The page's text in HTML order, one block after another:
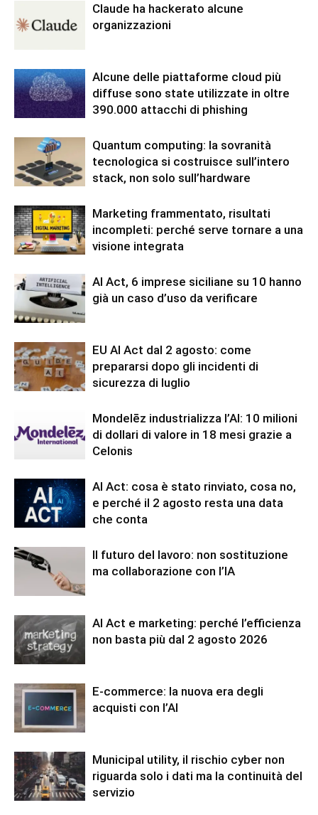
Claude ha hackerato alcune
organizzazioni
Alcune delle piattaforme cloud più
diffuse sono state utilizzate in oltre
390.000 attacchi di phishing
Quantum computing: la sovranità
tecnologica si costruisce sull’intero
stack, non solo sull’hardware
Marketing frammentato, risultati
incompleti: perché serve tornare a una
visione integrata
AI Act, 6 imprese siciliane su 10 hanno
già un caso d’uso da verificare
EU AI Act dal 2 agosto: come
prepararsi dopo gli incidenti di
sicurezza di luglio
Mondelēz industrializza l’AI: 10 milioni
di dollari di valore in 18 mesi grazie a
Celonis
AI Act: cosa è stato rinviato, cosa no,
e perché il 2 agosto resta una data
che conta
Il futuro del lavoro: non sostituzione
ma collaborazione con l’IA
AI Act e marketing: perché l’efficienza
non basta più dal 2 agosto 2026
E-commerce: la nuova era degli
acquisti con l’AI
Municipal utility, il rischio cyber non
riguarda solo i dati ma la continuità del
servizio